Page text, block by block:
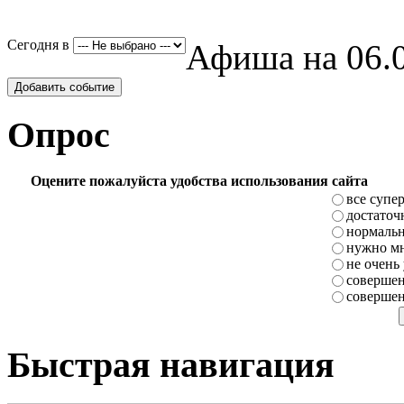
Сегодня в Афиша на
Добавить событие
Опрос
Оцените пожалуйста удобства использования сайта
все супер
нужно
не очень
Быстрая навигация